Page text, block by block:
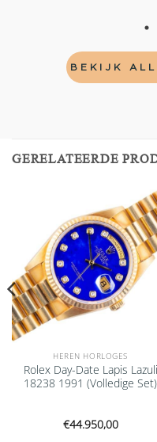
BEKIJK
GERELATEERDE
Add
HEREN HORLOGES
Rolex Day-Date Lapis Lazuli
18238 1991 (Volledige Set)
€44.950,00